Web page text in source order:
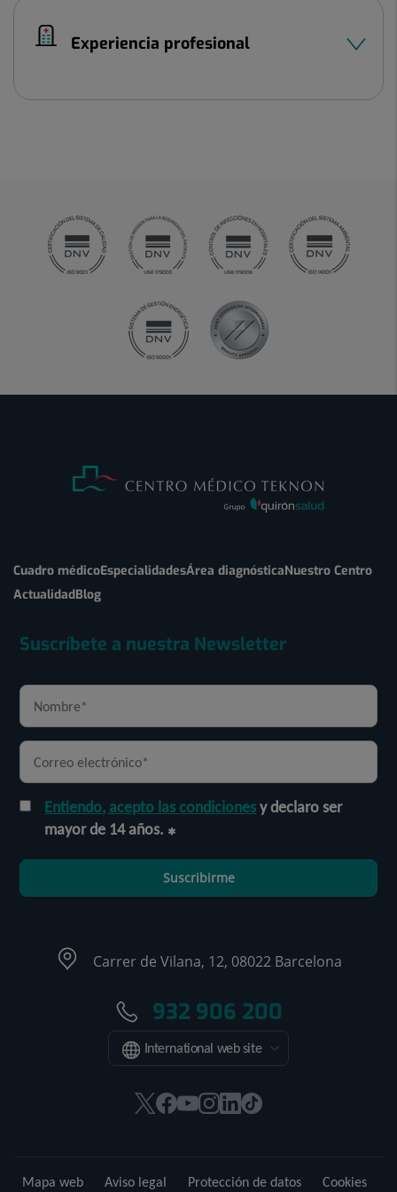
Experiencia profesional
Cuadro médicoEspecialidadesÁrea diagnósticaNuestro Centro
ActualidadBlog
Suscríbete a nuestra Newsletter
Entiendo, acepto las condicionesy declaro ser
mayor de 14 años.
Suscribirme
Carrer de Vilana, 12, 08022 Barcelona
932 906 200
International web site
EsteEsteEsteEsteEsteEnlace
Mapa web Aviso legal Protección de datos Cookies